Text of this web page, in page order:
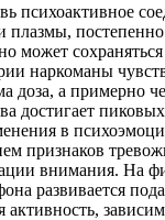
психоактивное
плазмы,
может
наркоманы
доза, а примерно
достигает
в
признаков
внимания. На
развивается
активность,